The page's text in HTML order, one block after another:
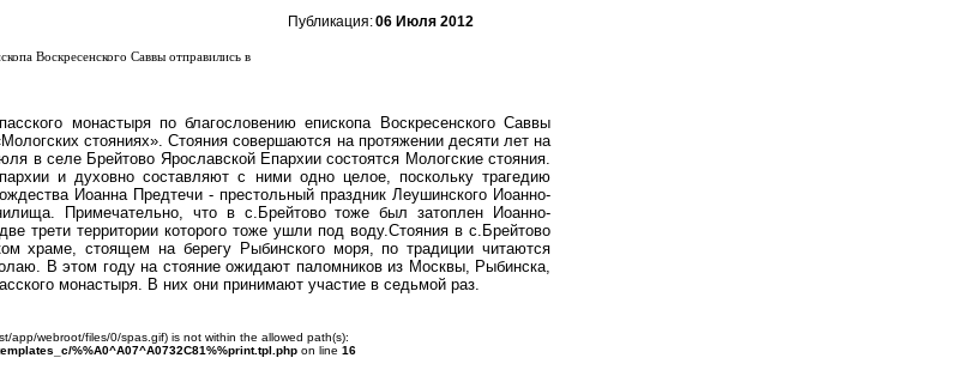
Воскресенского Саввы отправились в
Публикация:06 Июля 2012
монастыря по благословению епископа Воскресенского Саввы
стояниях». Стояния совершаются на протяжении десяти лет на
в селе Брейтово Ярославской Епархии состоятся Мологские стояния.
и духовно составляют с ними одно целое, поскольку трагедию
Иоанна Предтечи - престольный праздник Леушинского Иоанно-
Примечательно, что в с.Брейтово тоже был затоплен Иоанно-
трети территории которого тоже ушли под воду.Стояния в с.Брейтово
храме, стоящем на берегу Рыбинского моря, по традиции читаются
В этом году на стояние ожидают паломников из Москвы, Рыбинска,
монастыря. В них они принимают участие в седьмой раз.
app/webroot/files/0/spas.gif) is not within the allowed path(s):
%%A0^A07^A0732C81%%print.tpl.php on line 16